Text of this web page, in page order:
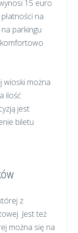
15 euro
na
parkingu
komfortowo
wioski można
ilość
jest
biletu
z
Jest też
można się na